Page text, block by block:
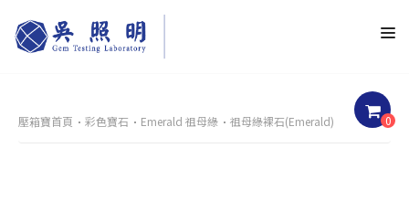
0
壓箱寶首頁 彩色寶石 Emerald 祖母綠 祖母綠裸石(Emerald)